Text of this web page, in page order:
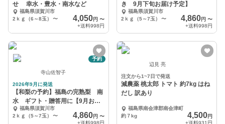
せ 幸水・豊水・南水など
福島県須賀川市
2ｋｇ（6～8玉）
〜 4,050円 〜
+送料998円
き 9月下旬お届け予定】
福島県須賀川市
2ｋｇ（5～7玉）
〜 4,860円 〜
+送料998円
予約
寺山佐智子
2026年9月に発送
【和梨の予約】福島の完熟梨 南
水 ギフト・贈答用に【9月お届
け】福島県須賀川市
2ｋｇ（5～7玉）
〜 4,860円 〜
+送料998円
辺見 亮
注文から1~7日で発送
減農薬 桃太郎 トマト 約7kg はね
だし 訳あり
福島県南会津郡南会津町
約７kg
4,500円
+送料931円